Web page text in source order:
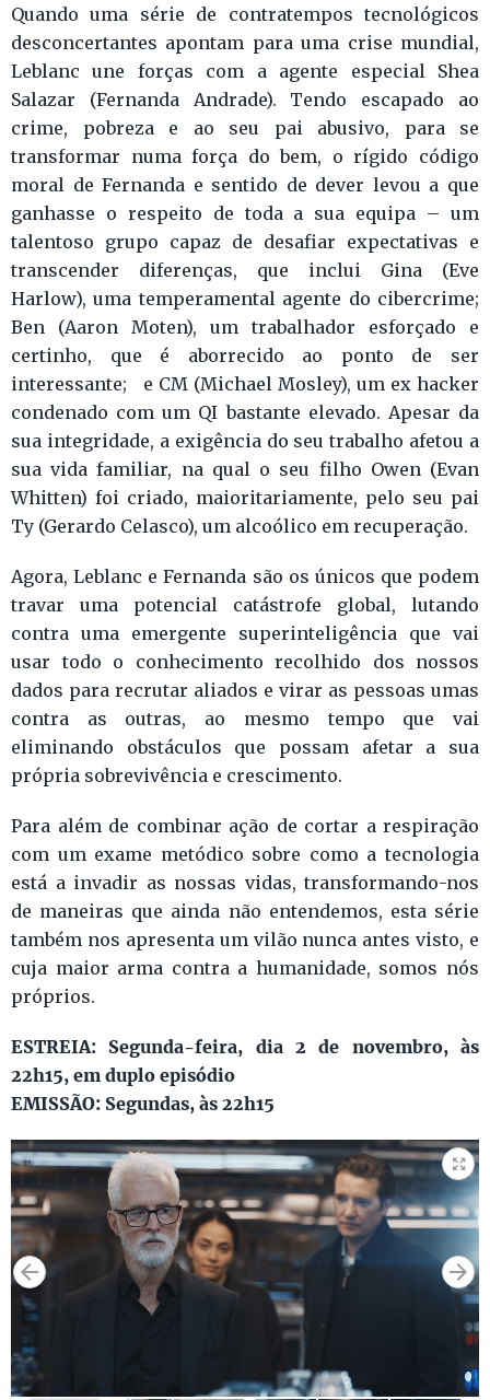
Quando uma série de contratempos tecnológicos
desconcertantes apontam para uma crise mundial,
Leblanc une forças com a agente especial Shea
Salazar (Fernanda Andrade). Tendo escapado ao
crime, pobreza e ao seu pai abusivo, para se
transformar numa força do bem, o rígido código
moral de Fernanda e sentido de dever levou a que
ganhasse o respeito de toda a sua equipa – um
talentoso grupo capaz de desafiar expectativas e
transcender diferenças, que inclui Gina (Eve
Harlow), uma temperamental agente do cibercrime;
Ben (Aaron Moten), um trabalhador esforçado e
certinho, que é aborrecido ao ponto de ser
interessante; e CM (Michael Mosley), um ex hacker
condenado com um QI bastante elevado. Apesar da
sua integridade, a exigência do seu trabalho afetou a
sua vida familiar, na qual o seu filho Owen (Evan
Whitten) foi criado, maioritariamente, pelo seu pai
Ty (Gerardo Celasco), um alcoólico em recuperação.
Agora, Leblanc e Fernanda são os únicos que podem
travar uma potencial catástrofe global, lutando
contra uma emergente superinteligência que vai
usar todo o conhecimento recolhido dos nossos
dados para recrutar aliados e virar as pessoas umas
contra as outras, ao mesmo tempo que vai
eliminando obstáculos que possam afetar a sua
própria sobrevivência e crescimento.
Para além de combinar ação de cortar a respiração
com um exame metódico sobre como a tecnologia
está a invadir as nossas vidas, transformando-nos
de maneiras que ainda não entendemos, esta série
também nos apresenta um vilão nunca antes visto, e
cuja maior arma contra a humanidade, somos nós
próprios.
ESTREIA: Segunda-feira, dia 2 de novembro, às
22h15, em duplo episódio
EMISSÃO: Segundas, às 22h15